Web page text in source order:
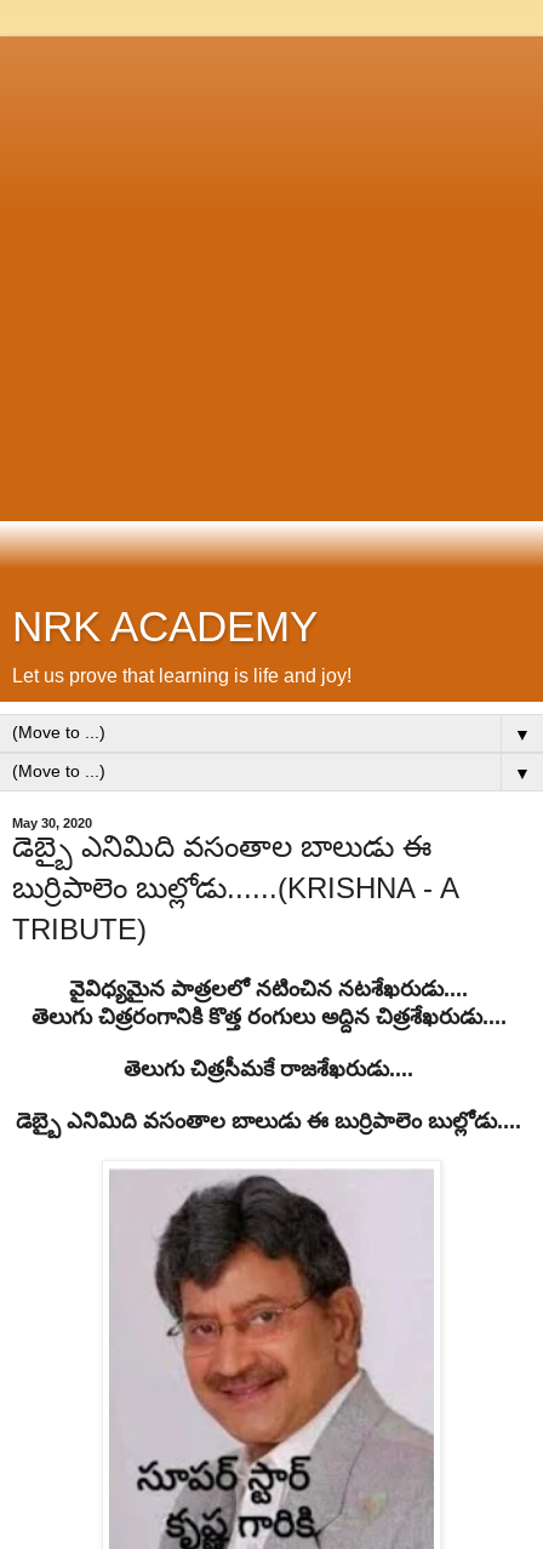
NRK ACADEMY
Let us prove that learning is life and joy!
▼
▼
May 30, 2020
డెబ్బై ఎనిమిది వసంతాల బాలుడు ఈ
బుర్రిపాలెం బుల్లోడు......(KRISHNA - A
TRIBUTE)
వైవిధ్యమైన పాత్రలలో నటించిన నటశేఖరుడు....
తెలుగు చిత్రరంగానికి కొత్త రంగులు అద్దిన చిత్రశేఖరుడు....
తెలుగు చిత్రసీమకే రాజశేఖరుడు....
డెబ్బై ఎనిమిది వసంతాల బాలుడు ఈ బుర్రిపాలెం బుల్లోడు....